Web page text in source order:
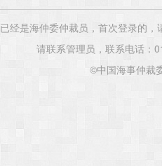
已经是海仲委仲裁员，首次登录的
请联系管理员，联系电话：
©中国海事仲裁